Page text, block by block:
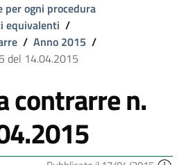
ogni procedura
equivalenti /
/ Anno 2015 /
del 14.04.2015
contrarre n.